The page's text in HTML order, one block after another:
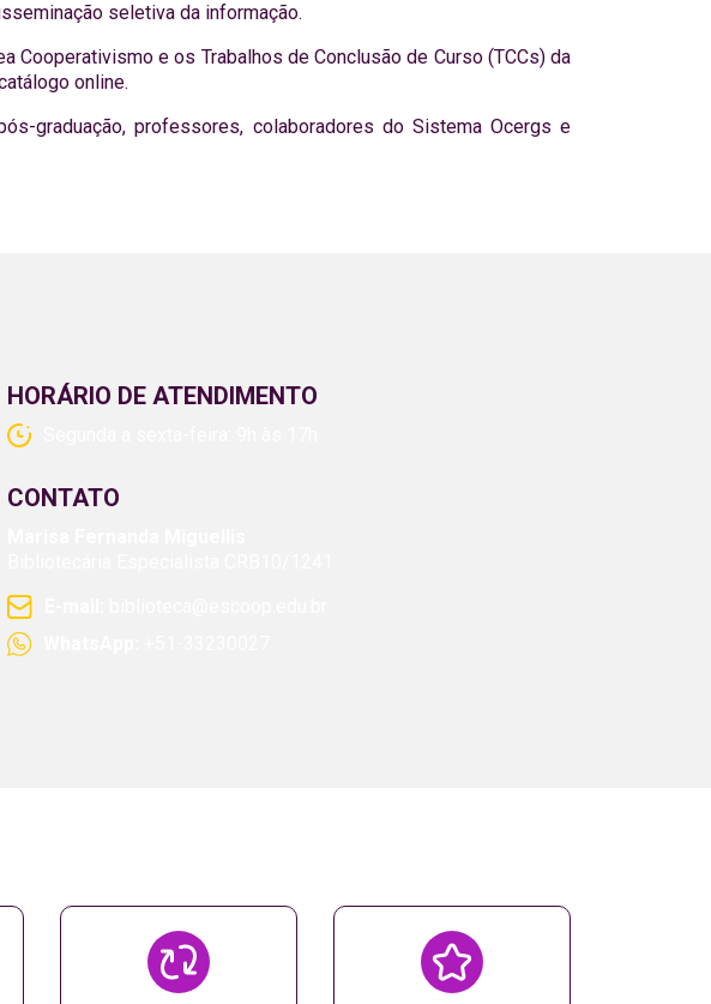
seletiva da informação.
e os Trabalhos de Conclusão de Curso (TCCs) da
online.
graduação, professores, colaboradores do Sistema Ocergs e
HORÁRIO DE ATENDIMENTO
CONTATO